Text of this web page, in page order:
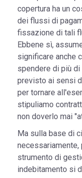
copertura ha un
dei flussi di
fissazione di tali
Ebbene sì,
significare anche
spendere di più di
previsto ai sensi
per tornare
stipuliamo
non doverlo mai
Ma sulla base di
necessariamente,
strumento di
indebitamento si